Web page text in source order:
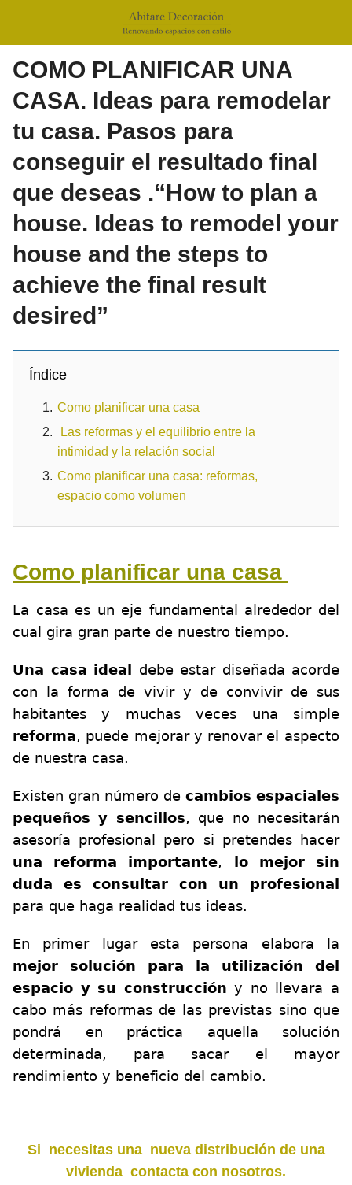
COMO PLANIFICAR UNA
CASA. Ideas para remodelar
tu casa. Pasos para
conseguir el resultado final
que deseas .“How to plan a
house. Ideas to remodel your
house and the steps to
achieve the final result
desired”
Índice
Como planificar una casa
Las reformas y el equilibrio entre la
intimidad y la relación social
Como planificar una casa: reformas,
espacio como volumen
Como planificar una casa
La casa es un eje fundamental alrededor del
cual gira gran parte de nuestro tiempo.
Una casa ideal
debe estar diseñada acorde
con la forma de vivir y de convivir de sus
habitantes y muchas veces una simple
reforma, puede mejorar y renovar el aspecto
de nuestra casa.
Existen gran número de cambios espaciales
pequeños y sencillos, que no necesitarán
asesoría profesional pero si pretendes hacer
una reforma importante,
lo mejor sin
duda es consultar con un profesional
para que haga realidad tus ideas.
En primer lugar esta persona elabora la
mejor solución para la utilización del
espacio y su construcción y no llevara a
cabo más reformas de las previstas sino que
pondrá en práctica aquella solución
determinada, para sacar el mayor
rendimiento y beneficio del cambio.
Si necesitas una nueva distribución de una
vivienda contacta con nosotros.